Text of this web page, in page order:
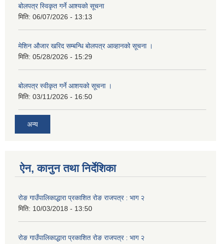
बोलपत्र स्विकृत गर्ने आश्यको सूचना
मिति: 06/07/2026 - 13:13
मेशिन औजार खरिद सम्बन्धि बोलपत्र आव्हानको सूचना ।
मिति: 05/28/2026 - 15:29
बोलपत्र स्वीकृत गर्ने आशयको सूचना ।
मिति: 03/11/2026 - 16:50
अन्य
ऐन, कानुन तथा निर्देशिका
रोङ गाउँपालिकाद्धारा प्रकाशित रोङ राजपत्र : भाग २
मिति: 10/03/2018 - 13:50
रोङ गाउँपालिकाद्धारा प्रकाशित रोङ राजपत्र : भाग २